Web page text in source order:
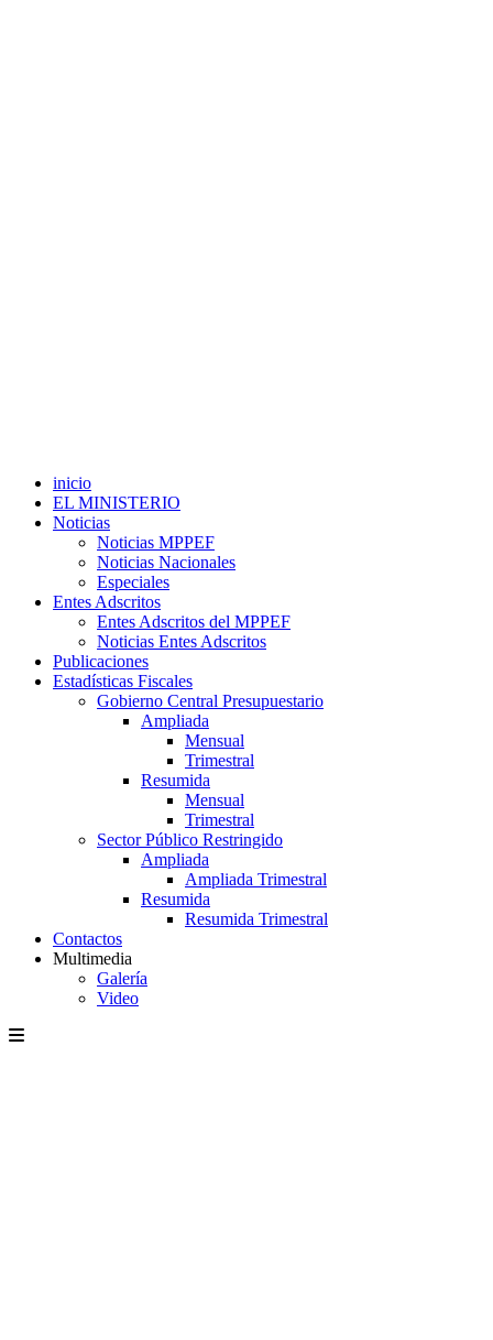
inicio
EL MINISTERIO
Noticias
Noticias MPPEF
Noticias Nacionales
Especiales
Entes Adscritos
Entes Adscritos del MPPEF
Noticias Entes Adscritos
Publicaciones
Estadísticas Fiscales
Gobierno Central Presupuestario
Ampliada
Mensual
Trimestral
Resumida
Mensual
Trimestral
Sector Público Restringido
Ampliada
Ampliada Trimestral
Resumida
Resumida Trimestral
Contactos
Multimedia
Galería
Video